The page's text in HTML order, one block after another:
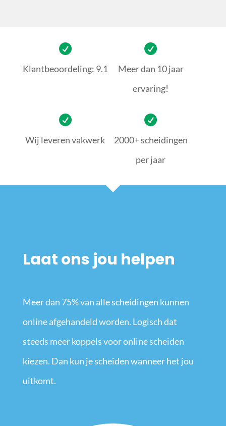
Klantbeoordeling: 9.1
Meer dan 10 jaar
ervaring!
Wij leveren vakwerk
2000+ scheidingen
per jaar
Laat ons jou helpen
Meer dan 75% van alle scheidingen kunnen
online afgehandeld worden. Logisch dat
steeds meer koppels voor online scheiden
kiezen. Dan kun je scheiden wanneer het jou
uitkomt.